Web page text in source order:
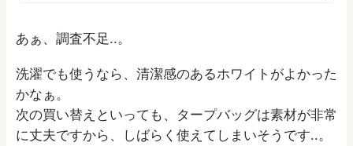
あぁ、調査不足..。
洗濯でも使うなら、清潔感のあるホワイトがよかった
かなぁ。
次の買い替えといっても、タープバッグは素材が非常
に丈夫ですから、しばらく使えてしまいそうです..。